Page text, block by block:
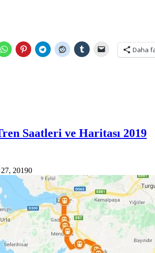
Daha
Saatleri ve Haritası 2019
20190